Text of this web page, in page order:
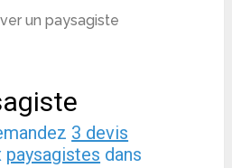
un paysagiste
3 devis
paysagistes dans